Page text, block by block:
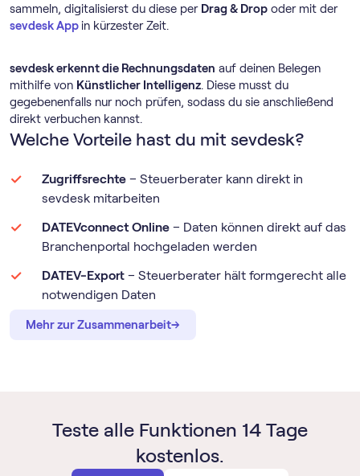
sammeln, digitalisierst du diese per Drag & Drop oder mit der
sevdesk App in kürzester Zeit.
sevdesk erkennt die Rechnungsdaten auf deinen Belegen
mithilfe von Künstlicher Intelligenz. Diese musst du
gegebenenfalls nur noch prüfen, sodass du sie anschließend
direkt verbuchen kannst.
Welche Vorteile hast du mit sevdesk?
Zugriffsrechte – Steuerberater kann direkt in
sevdesk mitarbeiten
DATEVconnect Online – Daten können direkt auf das
Branchenportal hochgeladen werden
DATEV-Export – Steuerberater hält formgerecht alle
notwendigen Daten
Mehr zur Zusammenarbeit→
→
Teste alle Funktionen 14 Tage
kostenlos.